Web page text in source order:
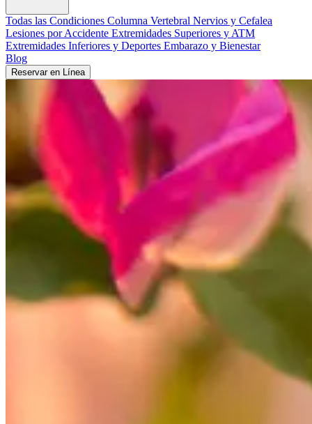
Todas las Condiciones Columna Vertebral Nervios y Cefalea
Lesiones por Accidente Extremidades Superiores y ATM
Extremidades Inferiores y Deportes Embarazo y Bienestar
Blog
Reservar en Línea